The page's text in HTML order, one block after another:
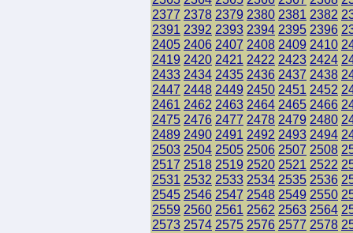
2377 2378 2379 2380 2381 2382
2391 2392 2393 2394 2395 2396
2405 2406 2407 2408 2409 2410
2419 2420 2421 2422 2423 2424
2433 2434 2435 2436 2437 2438
2447 2448 2449 2450 2451 2452
2461 2462 2463 2464 2465 2466
2475 2476 2477 2478 2479 2480
2489 2490 2491 2492 2493 2494
2503 2504 2505 2506 2507 2508
2517 2518 2519 2520 2521 2522
2531 2532 2533 2534 2535 2536
2545 2546 2547 2548 2549 2550
2559 2560 2561 2562 2563 2564
2573 2574 2575 2576 2577 2578